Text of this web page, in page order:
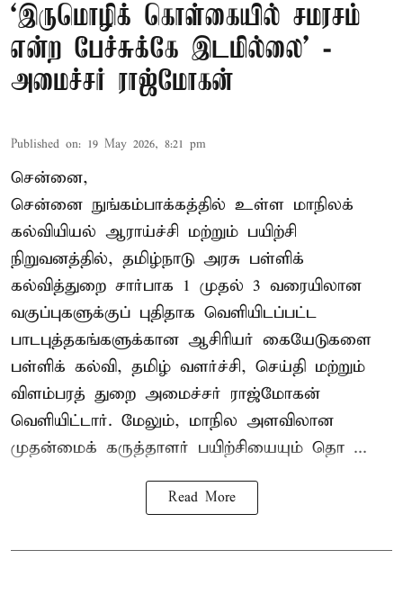
‘இருமொழிக் கொள்கையில் சமரசம்
என்ற பேச்சுக்கே இடமில்லை’ -
அமைச்சர் ராஜ்மோகன்
Published on: 19 May 2026, 8:21 pm
சென்னை,
சென்னை நுங்கம்பாக்கத்தில் உள்ள மாநிலக்
கல்வியியல் ஆராய்ச்சி மற்றும் பயிற்சி
நிறுவனத்தில், தமிழ்நாடு அரசு பள்ளிக்
கல்வித்துறை சார்பாக 1 முதல் 3 வரையிலான
வகுப்புகளுக்குப் புதிதாக வெளியிடப்பட்ட
பாடபுத்தகங்களுக்கான ஆசிரியர் கையேடுகளை
பள்ளிக் கல்வி, தமிழ் வளர்ச்சி, செய்தி மற்றும்
விளம்பரத் துறை அமைச்சர் ராஜ்மோகன்
வெளியிட்டார். மேலும், மாநில அளவிலான
முதன்மைக் கருத்தாளர் பயிற்சியையும் தொ ...
Read More